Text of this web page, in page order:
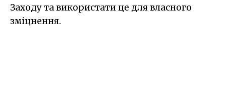
Заходу та використати це для власного
зміцнення.